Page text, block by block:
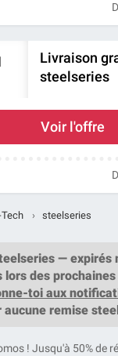
Livraison
steelseries
Voir l'offre
› steelseries
— expirés
des prochaines
toi aux
aucune remise
! Jusqu'à 50% de